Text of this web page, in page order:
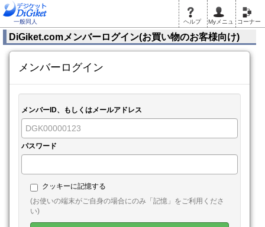
一般同人 ヘルプ Myメニュ コーナー
DiGiket.comメンバーログイン(お買い物のお客様向け)
メンバーログイン
メンバーID、もしくはメールアドレス
パスワード
クッキーに記憶する
(お使いの端末がご自身の場合にのみ「記憶」をご利用くださ
い)